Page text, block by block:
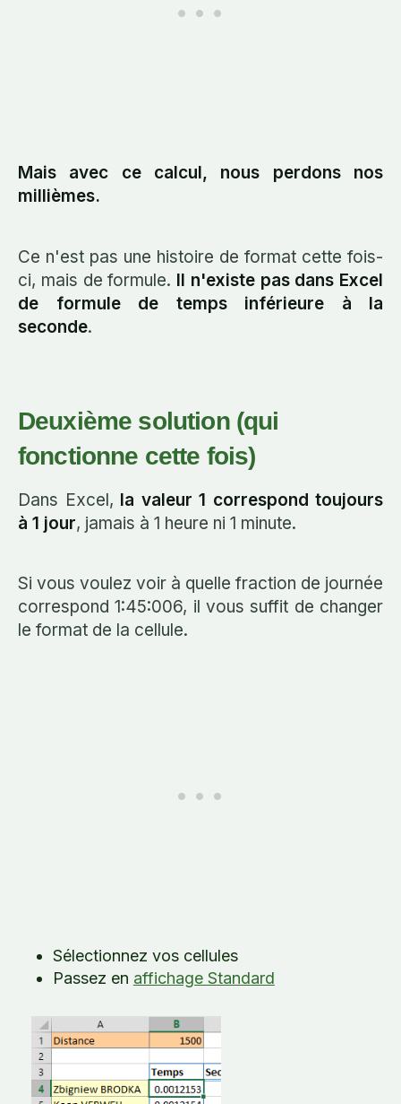
Mais avec ce calcul, nous perdons nos
millièmes.
Ce n'est pas une histoire de format cette fois-
ci, mais de formule. Il n'existe pas dans Excel
de formule de temps inférieure à la
seconde.
Deuxième solution (qui
fonctionne cette fois)
Dans Excel, la valeur 1 correspond toujours
à 1 jour, jamais à 1 heure ni 1 minute.
Si vous voulez voir à quelle fraction de journée
correspond 1:45:006, il vous suffit de changer
le format de la cellule.
Sélectionnez vos cellules
Passez en affichage Standard